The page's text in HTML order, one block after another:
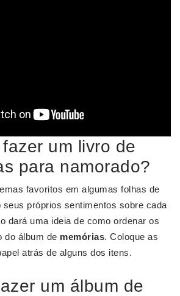
um livro de
para namorado?
favoritos em algumas folhas de
seus próprios sentimentos sobre cada
dará uma ideia de como ordenar os
do álbum de memórias. Coloque as
atrás de alguns dos itens.
um álbum de